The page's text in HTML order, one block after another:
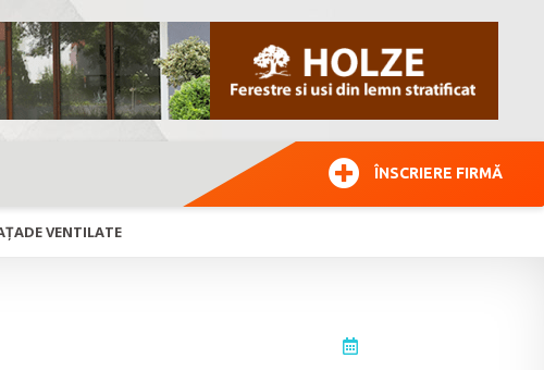
ÎNSCRIERE FIRMĂ
VENTILATE